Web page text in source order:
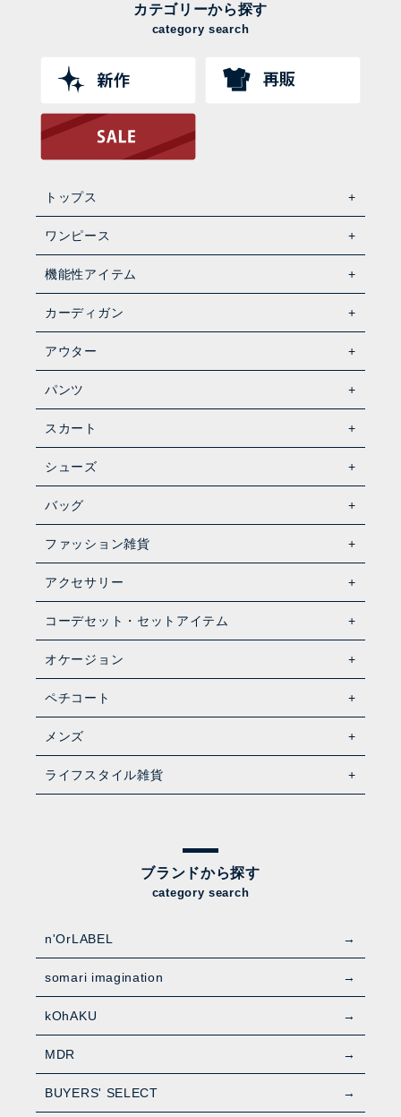
カテゴリーから探す
category search
トップス
ワンピース
機能性アイテム
カーディガン
アウター
パンツ
スカート
シューズ
バッグ
ファッション雑貨
アクセサリー
コーデセット・セットアイテム
オケージョン
ペチコート
メンズ
ライフスタイル雑貨
ブランドから探す
category search
n'OrLABEL
somari imagination
kOhAKU
MDR
BUYERS' SELECT